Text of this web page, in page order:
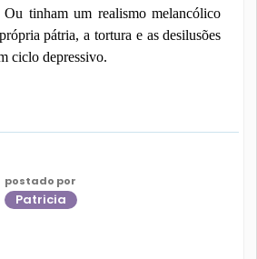
tinham um realismo melancólico
pátria, a tortura e as desilusões
ciclo depressivo.
postado por
Patricia